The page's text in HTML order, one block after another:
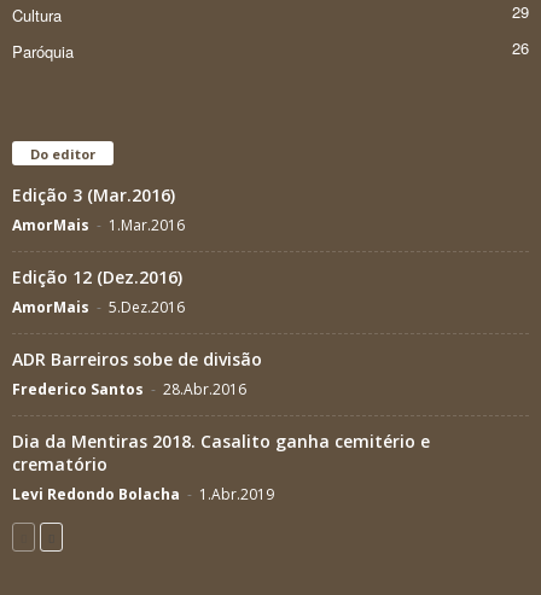
Cultura
29
Paróquia
26
Do editor
Edição 3 (Mar.2016)
AmorMais - 1.Mar.2016
Edição 12 (Dez.2016)
AmorMais - 5.Dez.2016
ADR Barreiros sobe de divisão
Frederico Santos - 28.Abr.2016
Dia da Mentiras 2018. Casalito ganha cemitério e
crematório
Levi Redondo Bolacha - 1.Abr.2019